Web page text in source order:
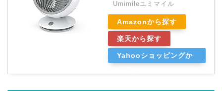
Umimileユミマイル
Amazonから探す
楽天から探す
Yahooショッピングか